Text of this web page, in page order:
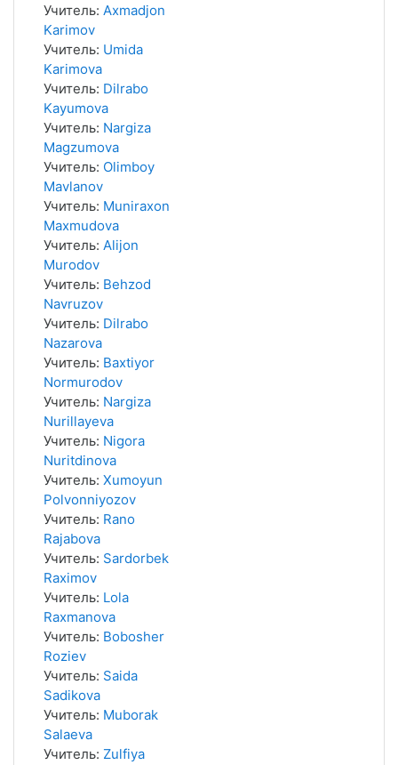
Учитель: Axmadjon
Karimov
Учитель: Umida
Karimova
Учитель: Dilrabo
Kayumova
Учитель: Nargiza
Magzumova
Учитель: Olimboy
Mavlanov
Учитель: Muniraxon
Maxmudova
Учитель: Alijon
Murodov
Учитель: Behzod
Navruzov
Учитель: Dilrabo
Nazarova
Учитель: Baxtiyor
Normurodov
Учитель: Nargiza
Nurillayeva
Учитель: Nigora
Nuritdinova
Учитель: Xumoyun
Polvonniyozov
Учитель: Rano
Rajabova
Учитель: Sardorbek
Raximov
Учитель: Lola
Raxmanova
Учитель: Bobosher
Roziev
Учитель: Saida
Sadikova
Учитель: Muborak
Salaeva
Учитель: Zulfiya